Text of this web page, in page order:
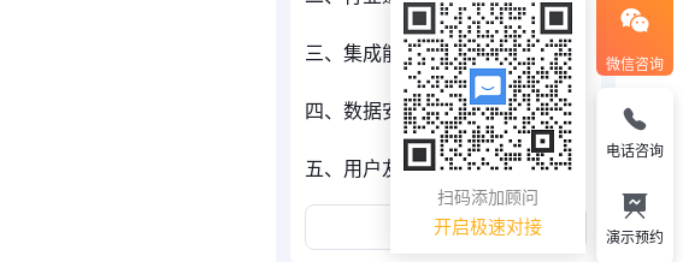
三、集成能力
四、数据安全性
五、用户友好性
展开更多
微信咨询
扫码添加顾问
开启极速对接
电话咨询
演示预约